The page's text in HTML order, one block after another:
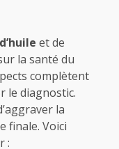
et de
la santé du
complètent
le diagnostic.
la
finale. Voici
: